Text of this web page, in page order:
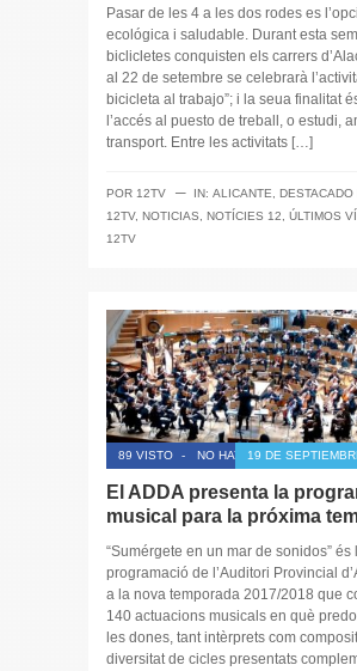
Pasar de les 4 a les dos rodes es
ecológica i saludable. Durant esta
biclicletes conquisten els carrers
al 22 de setembre se celebrarà
bicicleta al trabajo”; i la seua finalitat
l’accés al puesto de treball, o estudi,
transport. Entre les activitats […]
POR 12TV ─ IN: ALICANTE
DESTACADO
12TV, NOTICIAS NOTÍCIES 12
ÚLTIMOS
12TV
89 VISTO - NO HAY COMENTARIOS
19 DE
El ADDA presenta la
musical para la próxima
“Sumérgete en un mar de sonidos” és
programació de l’Auditori Provincial
a la nova temporada 2017/2018 que
140 actuacions musicals en què
les dones, tant intèrprets com
diversitat de cicles presentats